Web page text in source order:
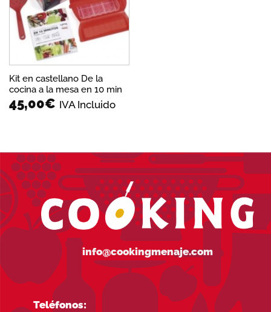
deseos
Kit en castellano De la
cocina a la mesa en 10 min
45,00€ IVA Incluido
info@cookingmenaje.com
Teléfonos: